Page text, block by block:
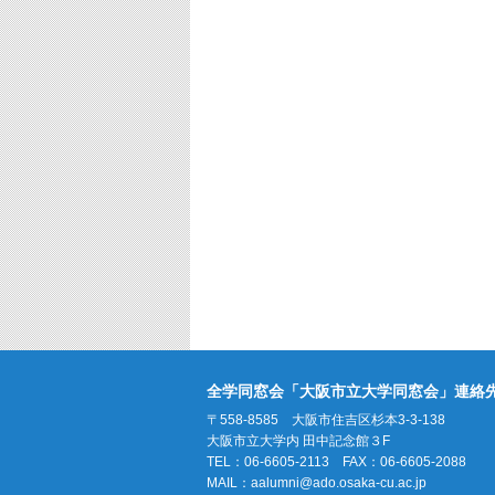
全学同窓会「大阪市立大学同窓会」連絡
〒558-8585 大阪市住吉区杉本3-3-138
大阪市立大学内 田中記念館３F
TEL：06-6605-2113 FAX：06-6605-2088
MAIL： aalumni@ado.osaka-cu.ac.jp